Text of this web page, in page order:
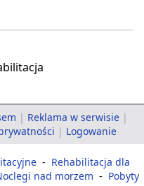
| Reklama w serwisie |
| Logowanie
- Rehabilitacja dla
nad morzem - Pobyty